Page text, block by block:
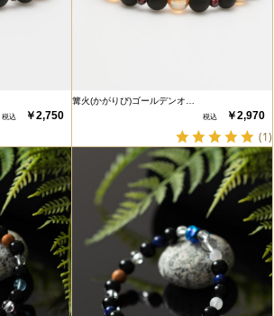
￥2,750
篝火(かがりび)ゴールデンオ…
￥2,970
(1)